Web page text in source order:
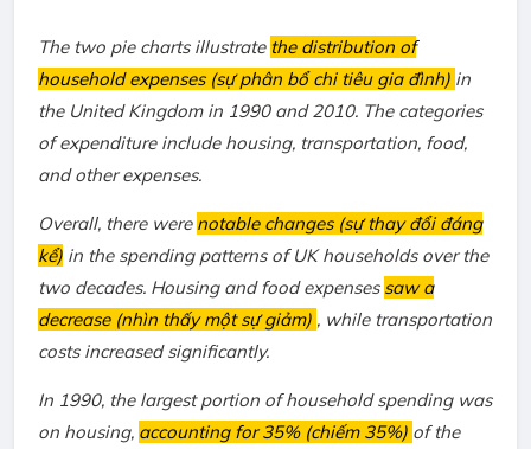
The two pie charts illustrate the distribution of
household expenses (sự phân bổ chi tiêu gia đình) in
the United Kingdom in 1990 and 2010. The categories
of expenditure include housing, transportation, food,
and other expenses.
Overall, there were notable changes (sự thay đổi đáng
kể) in the spending patterns of UK households over the
two decades. Housing and food expenses saw a
decrease (nhìn thấy một sự giảm) , while transportation
costs increased significantly.
In 1990, the largest portion of household spending was
on housing, accounting for 35% (chiếm 35%) of the